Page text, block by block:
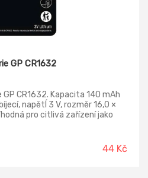
GP CR1632
CR1632. Kapacita 140 mAh
napětÍ 3 V, rozměr 16,0 ×
pro citlivá zařízení jako
44 Kč